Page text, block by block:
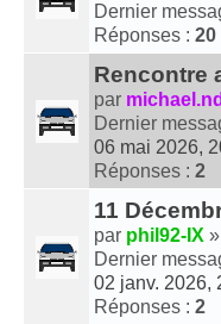
Dernier
Réponses : 20
Rencontre
par michael.nd
Dernier
06 mai 2026,
Réponses : 2
11
par phil92-IX
Dernier
02 janv. 2026,
Réponses : 2